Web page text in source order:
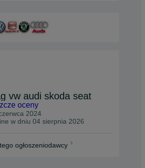
vw audi skoda seat
oceny
2024
w dniu 04 sierpnia 2026
ogłoszeniodawcy